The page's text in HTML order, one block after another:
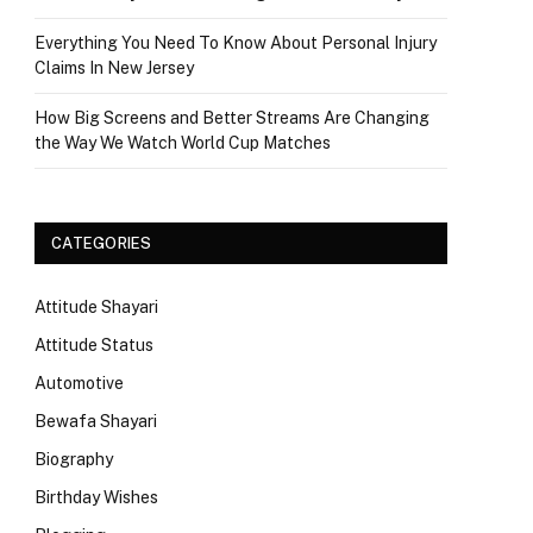
Everything You Need To Know About Personal Injury
Claims In New Jersey
How Big Screens and Better Streams Are Changing
the Way We Watch World Cup Matches
CATEGORIES
Attitude Shayari
Attitude Status
Automotive
Bewafa Shayari
Biography
Birthday Wishes